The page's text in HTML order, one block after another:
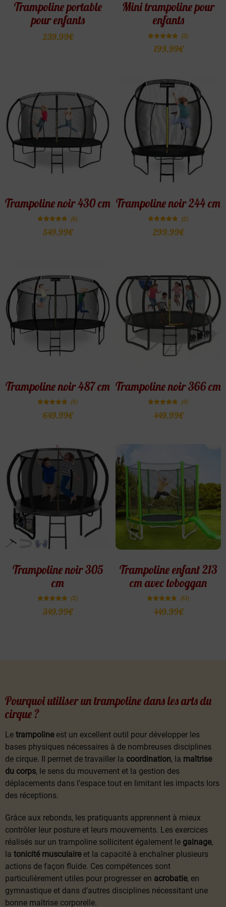
Trampoline portable
pour enfants
239.99€
Mini trampoline pour
enfants
5.00
(3)
199.99€
Trampoline noir 430 cm
4.83
(6)
549.99€
Trampoline noir 244 cm
5.00
(2)
299.99€
Trampoline noir 487 cm
5.00
(4)
649.99€
Trampoline noir 366 cm
4.80
(5)
449.99€
Trampoline noir 305
cm
5.00
(2)
349.99€
Trampoline enfant 213
cm avec toboggan
4.85
(13)
449.99€
Pourquoi utiliser un trampoline dans les arts du
cirque ?
Le trampolineest un excellent outil pour développer les
bases physiques nécessaires à de nombreuses disciplines
de cirque. Il permet de travailler la coordination, la maîtrise
du corps, le sens du mouvement et la gestion des
déplacements dans l’espace tout en limitant les impacts lors
des réceptions.
Grâce aux rebonds, les pratiquants apprennent à mieux
contrôler leur posture et leurs mouvements. Les exercices
réalisés sur un trampoline sollicitent également le gainage,
la tonicité musculaireet la capacité à enchaîner plusieurs
actions de façon fluide. Ces compétences sont
particulièrement utiles pour progresser en acrobatie, en
gymnastique et dans d’autres disciplines nécessitant une
bonne maîtrise corporelle.